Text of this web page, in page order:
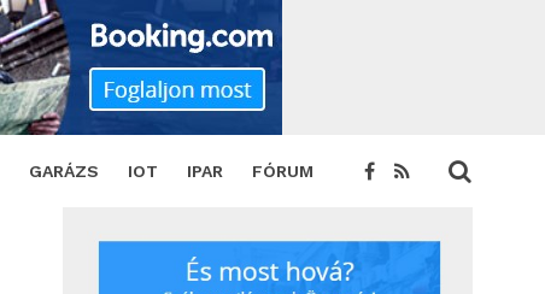
GARÁZS IOT IPAR FÓRUM